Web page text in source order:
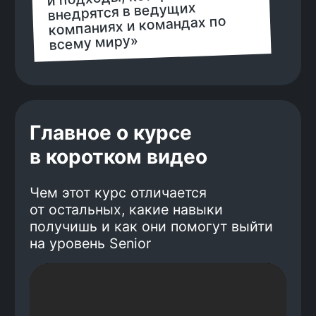
высоконагруженных систем и
микросервисной архитектуры.
Внедрял Clean Architecture, DDD и
TDD, разрабатывал «умный»
объяснять сложные подходы
простым языком и показывает,
как применять современные
практики в реальной работе